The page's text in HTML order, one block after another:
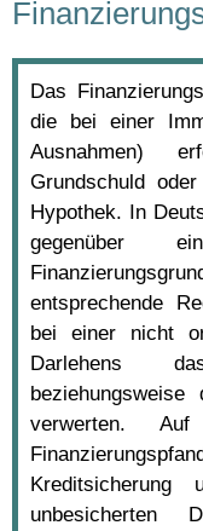
Das
die bei einer
Ausnahmen)
Grundschuld
Hypothek. In
gegenüber
entsprechende
bei einer nicht
Darlehens
verwerten.
unbesicherten